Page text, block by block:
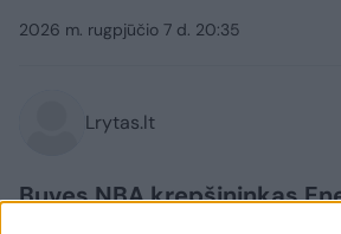
2026 m. rugpjūčio 7 d. 20:35
Lrytas.lt
Buvęs NBA krepšininkas